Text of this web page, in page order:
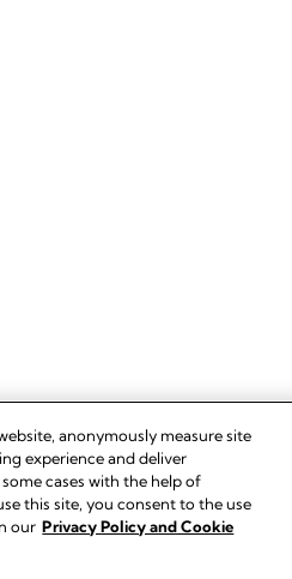
anonymously measure site
experience and deliver
cases with the help of
this site, you consent to the use
our Privacy Policy and Cookie